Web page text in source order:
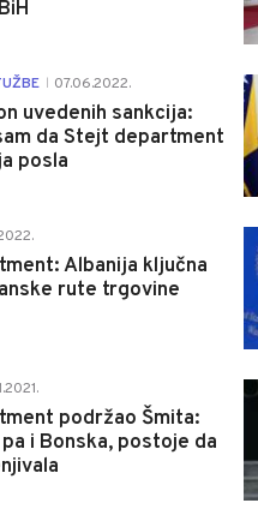
07.06.2022.
uvedenih sankcija:
da Stejt department
posla
Albanija ključna
rute trgovine
podržao Šmita:
i Bonska, postoje da